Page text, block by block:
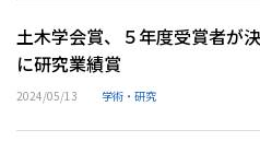
土木学会賞、５年度受賞者が
に研究業績賞
2024/05/13 学術・研究